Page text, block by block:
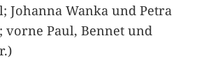
Johanna Wanka und Petra
vorne Paul, Bennet und